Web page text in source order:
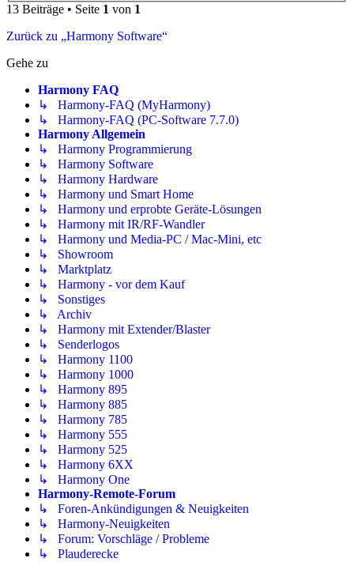
13 Beiträge • Seite 1 von 1
Zurück zu „Harmony Software“
Gehe zu
Harmony FAQ
↳ Harmony-FAQ (MyHarmony)
↳ Harmony-FAQ (PC-Software 7.7.0)
Harmony Allgemein
↳ Harmony Programmierung
↳ Harmony Software
↳ Harmony Hardware
↳ Harmony und Smart Home
↳ Harmony und erprobte Geräte-Lösungen
↳ Harmony mit IR/RF-Wandler
↳ Harmony und Media-PC / Mac-Mini, etc
↳ Showroom
↳ Marktplatz
↳ Harmony - vor dem Kauf
↳ Sonstiges
↳ Archiv
↳ Harmony mit Extender/Blaster
↳ Senderlogos
↳ Harmony 1100
↳ Harmony 1000
↳ Harmony 895
↳ Harmony 885
↳ Harmony 785
↳ Harmony 555
↳ Harmony 525
↳ Harmony 6XX
↳ Harmony One
Harmony-Remote-Forum
↳ Foren-Ankündigungen & Neuigkeiten
↳ Harmony-Neuigkeiten
↳ Forum: Vorschläge / Probleme
↳ Plauderecke